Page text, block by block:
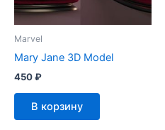
Marvel
Mary Jane 3D Model
450₽
В корзину